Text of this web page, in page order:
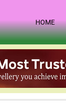
HOME